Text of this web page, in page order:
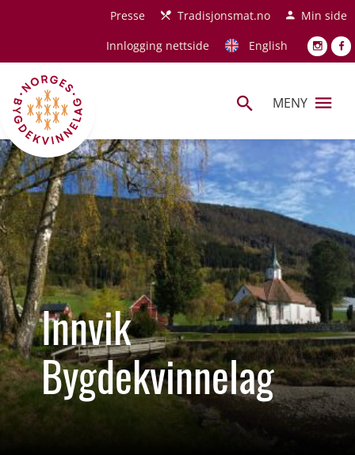
Hopp til hovedinnholdPresse Tradisjonsmat.no
Min side
Innlogging nettside
English
MENY
Innvik
Bygdekvinnelag